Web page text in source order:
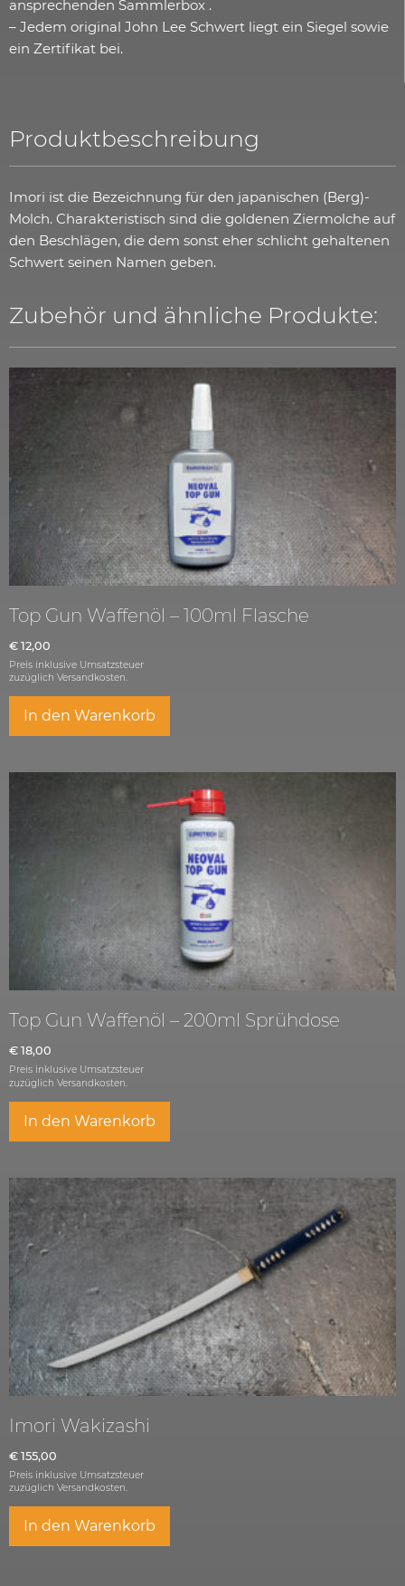
ansprechenden Sammlerbox .
– Jedem original John Lee Schwert liegt ein Siegel sowie
ein Zertifikat bei.
Produktbeschreibung
Imori ist die Bezeichnung für den japanischen (Berg)-
Molch. Charakteristisch sind die goldenen Ziermolche auf
den Beschlägen, die dem sonst eher schlicht gehaltenen
Schwert seinen Namen geben.
Zubehör und ähnliche Produkte:
Top Gun Waffenöl – 100ml Flasche
€ 12,00
Preis inklusive Umsatzsteuer
zuzüglich Versandkosten.
In den Warenkorb
Top Gun Waffenöl – 200ml Sprühdose
€ 18,00
Preis inklusive Umsatzsteuer
zuzüglich Versandkosten.
In den Warenkorb
Imori Wakizashi
€ 155,00
Preis inklusive Umsatzsteuer
zuzüglich Versandkosten.
In den Warenkorb